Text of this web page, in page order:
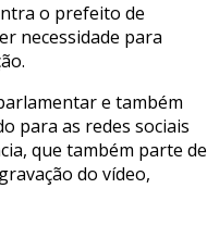
o prefeito de
necessidade para
e também
para as redes sociais
que também parte de
do vídeo,